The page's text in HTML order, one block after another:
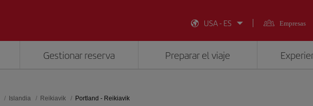
USA - ES
Empresas
Gestionar reserva Preparar el viaje
Islandia Reikiavik Portland - Reikiavik